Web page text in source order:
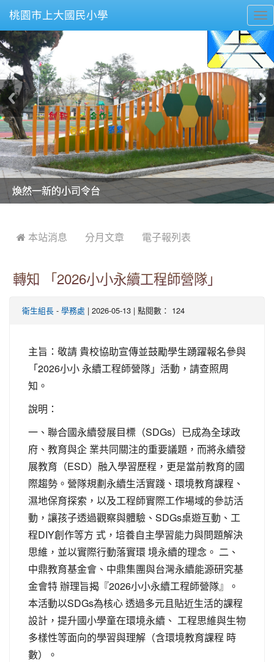
桃園市上大國民小學
美麗的操場是我們活力的來源
美麗的操場是我們活力的來源
煥然一新的小司令台
煥然一新的小司令台
富含桃園埤塘田園風光意象的中廊
富含桃園埤塘田園風光意象的中廊
嶄新的中庭廣場
嶄新的中庭廣場
水生池生生不息
水生池生生不息
 本站消息 分月文章 電子報列表
轉知 「2026小小永續工程師營隊」
衛生組長 - 學務處 | 2026-05-13 | 點閱數： 124
主旨：敬請 貴校協助宣傳並鼓勵學生踴躍報名參與
「2026小小 永續工程師營隊」活動，請查照周
知。
說明：
一、聯合國永續發展目標（SDGs）已成為全球政
府、教育與企 業共同關注的重要議題，而將永續發
展教育（ESD）融入學習歷程，更是當前教育的國
際趨勢。營隊規劃永續生活實踐、環境教育課程、
濕地保育探索，以及工程師實際工作場域的參訪活
動，讓孩子透過觀察與體驗、SDGs桌遊互動、工
程DIY創作等方 式，培養自主學習能力與問題解決
思維，並以實際行動落實環 境永續的理念。 二、
中鼎教育基金會、中鼎集團與台灣永續能源研究基
金會特 辦理旨揭『2026小小永續工程師營隊』。
本活動以SDGs為核心 透過多元且貼近生活的課程
設計，提升國小學童在環境永續、 工程思維與生物
多樣性等面向的學習與理解（含環境教育課程 時
數）。